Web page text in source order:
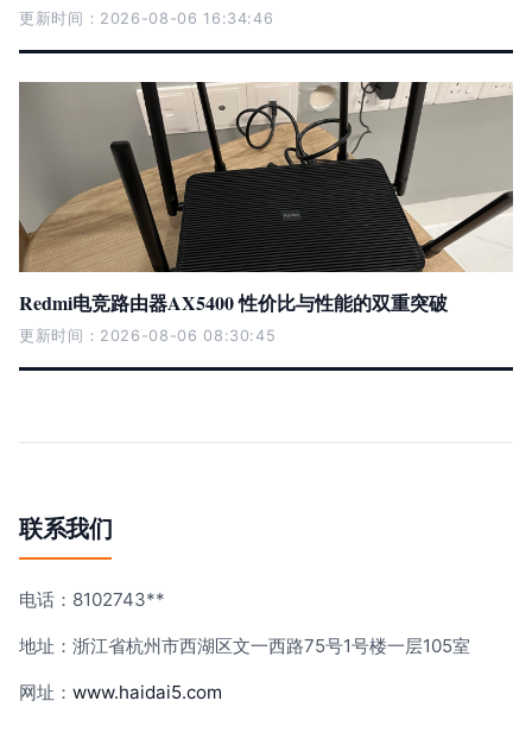
更新时间：2026-08-06 16:34:46
Redmi电竞路由器AX5400 性价比与性能的双重突破
更新时间：2026-08-06 08:30:45
联系我们
电话：8102743**
地址：浙江省杭州市西湖区文一西路75号1号楼一层105室
网址： www.haidai5.com